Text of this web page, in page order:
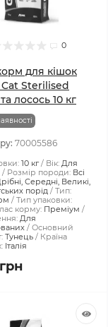
0
для кішок
Sterilised
лосось 10 кг
70005586
10 кг Вік: Для
Розмір породи: Всі
Середні, Великі,
порід
Тип:
Тип упаковки:
корму: Преміум
Для
Основний
Тунець
Країна
Італія